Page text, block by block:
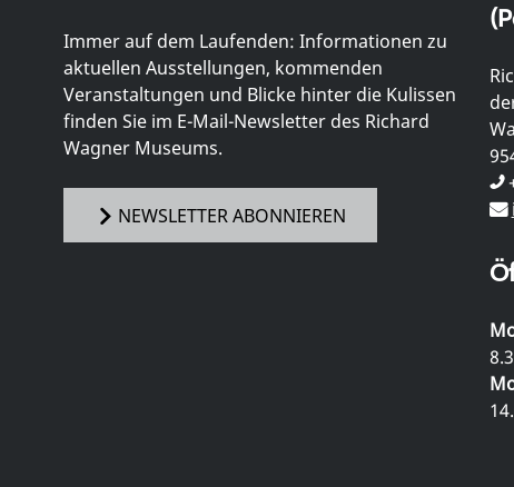
Immer auf dem Laufenden: Informationen zu
aktuellen Ausstellungen, kommenden
Veranstaltungen und Blicke hinter die Kulissen
finden Sie im E-Mail-Newsletter des Richard
Wagner Museums.
NEWSLETTER ABONNIEREN